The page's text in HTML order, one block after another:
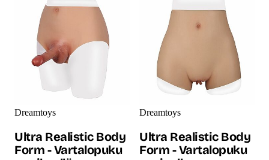
Dreamtoys
Ultra Realistic Body
Form - Vartalopuku
Dreamtoys
Ultra Realistic Body
Form - Vartalopuku